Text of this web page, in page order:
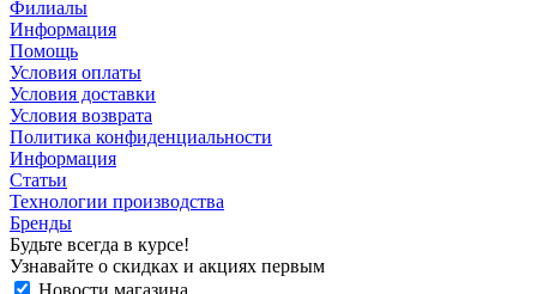
Филиалы
Информация
Помощь
Условия оплаты
Условия доставки
Условия возврата
Политика конфиденциальности
Информация
Статьи
Технологии производства
Бренды
Будьте всегда в курсе!
Узнавайте о скидках и акциях первым
Новости магазина